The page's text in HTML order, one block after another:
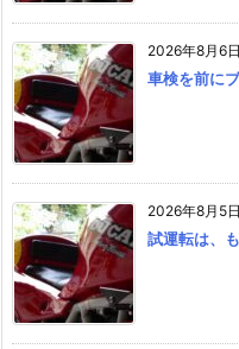
2026年8月6日
車検を前に
2026年8月5日
試運転は、